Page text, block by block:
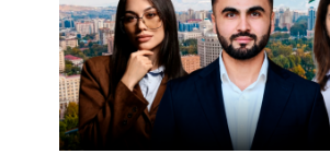
НОВОГО
УСТРОЙСТВА
ОТ
OPENAI